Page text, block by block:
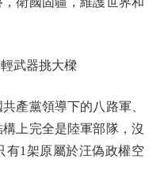
武器挑大樑
黨領導下的八路軍、
上完全是陸軍部隊，沒
有1架原屬於汪偽政權空